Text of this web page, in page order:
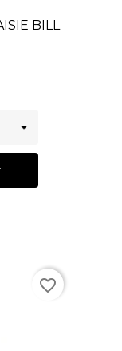
BILL
favorite_border